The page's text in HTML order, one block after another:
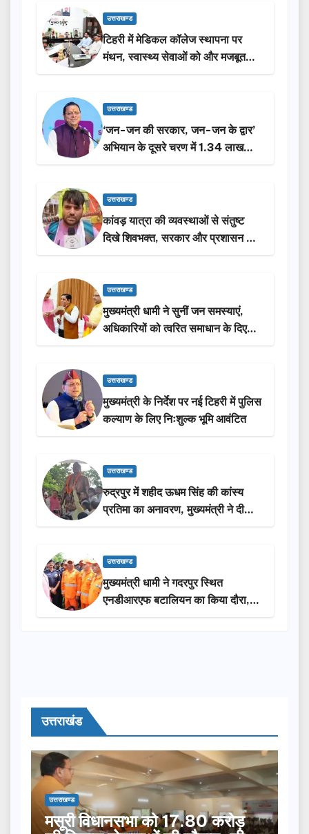
उत्तराखण्ड
टिहरी में मेडिकल कॉलेज स्थापना पर
मंथन, स्वास्थ्य सेवाओं को और मजबूत
करेगी सरकार: मुख्यमंत्री धामी…
उत्तराखण्ड
‘जन-जन की सरकार, जन-जन के द्वार’
अभियान के दूसरे चरण में 1.34 लाख
लोगों की भागीदारी…
उत्तराखण्ड
कांवड़ यात्रा की व्यवस्थाओं से संतुष्ट
दिखे शिवभक्त, सरकार और प्रशासन की
सराहना…
उत्तराखण्ड
मुख्यमंत्री धामी ने सुनीं जन समस्याएं,
अधिकारियों को त्वरित समाधान के दिए
निर्देश
उत्तराखण्ड
मुख्यमंत्री के निर्देश पर नई टिहरी में पुलिस
कल्याण के लिए निःशुल्क भूमि आवंटित
उत्तराखण्ड
रुद्रपुर में शहीद ऊधम सिंह की कांस्य
प्रतिमा का अनावरण, मुख्यमंत्री ने दी
₹3.85 करोड़ की विकास परियोजनाओं
उत्तराखण्ड
मुख्यमंत्री धामी ने गदरपुर स्थित
एनडीआरएफ बटालियन का किया दौरा,
आपदा प्रबंधन तैयारियों का लिया जायजा
उत्तराखंड
उत्तराखण्ड
मसूरी विधानसभा को 17.80 करोड़